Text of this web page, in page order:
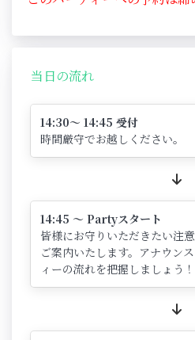
当日の流れ
14:30～ 14:45 受付
時間厳守でお越しください。
14:45 ～ Partyスタート
皆様にお守りいただきたい注
ご案内いたします。アナウン
ィーの流れを把握しましょう！